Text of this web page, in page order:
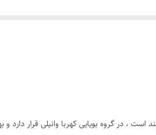
، در گروه بویایی کهربا وانیلی قرار